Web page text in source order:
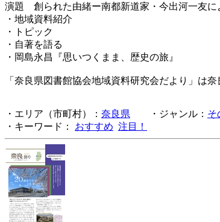
演題 創られた由緒ー南都新道家・今出河一友に
・地域資料紹介
・トピック
・自著を語る
・岡島永昌『思いつくまま、歴史の旅』
「奈良県図書館協会地域資料研究会だより」は
・エリア（市町村）： 奈良県 ・ジャンル： そ
・キーワード： おすすめ 注目！